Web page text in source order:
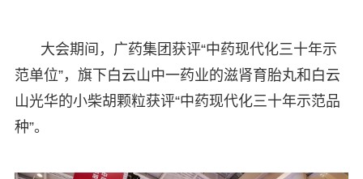
大会期间，广药集团获评“中药现代化三十年示
范单位”，旗下白云山中一药业的滋肾育胎丸和白云
山光华的小柴胡颗粒获评“中药现代化三十年示范品
种”。